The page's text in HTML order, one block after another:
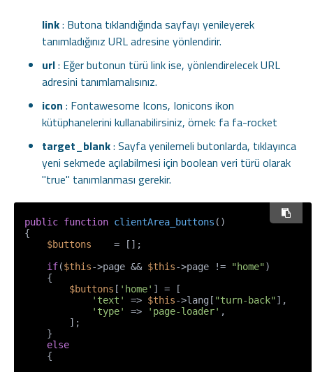
link: Butona tıklandığında sayfayı yenileyerek
tanımladığınız URL adresine yönlendirir.
url: Eğer butonun türü link ise, yönlendirelecek URL
adresini tanımlamalısınız.
icon : Fontawesome Icons, Ionicons ikon
kütüphanelerini kullanabilirsiniz, örnek: fa fa-rocket
target_blank: Sayfa yenilemeli butonlarda, tıklayınca
yeni sekmede açılabilmesi için boolean veri türü olarak
"true" tanımlanması gerekir.
public function clientArea_buttons (
{
$buttons
    = [];
if($this->page && $this->page != "home")
$buttons [ 'home' ] = [
'text'
=> $this->lang[ "turn-back"],
'type'
=> 'page-loader' ,
else